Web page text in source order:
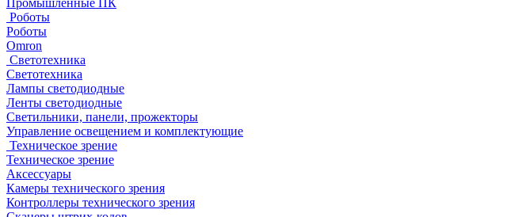
Промышленные ПК
Роботы
Роботы
Omron
Светотехника
Светотехника
Лампы светодиодные
Ленты светодиодные
Светильники, панели, прожекторы
Управление освещением и комплектующие
Техническое зрение
Техническое зрение
Аксессуары
Камеры технического зрения
Контроллеры технического зрения